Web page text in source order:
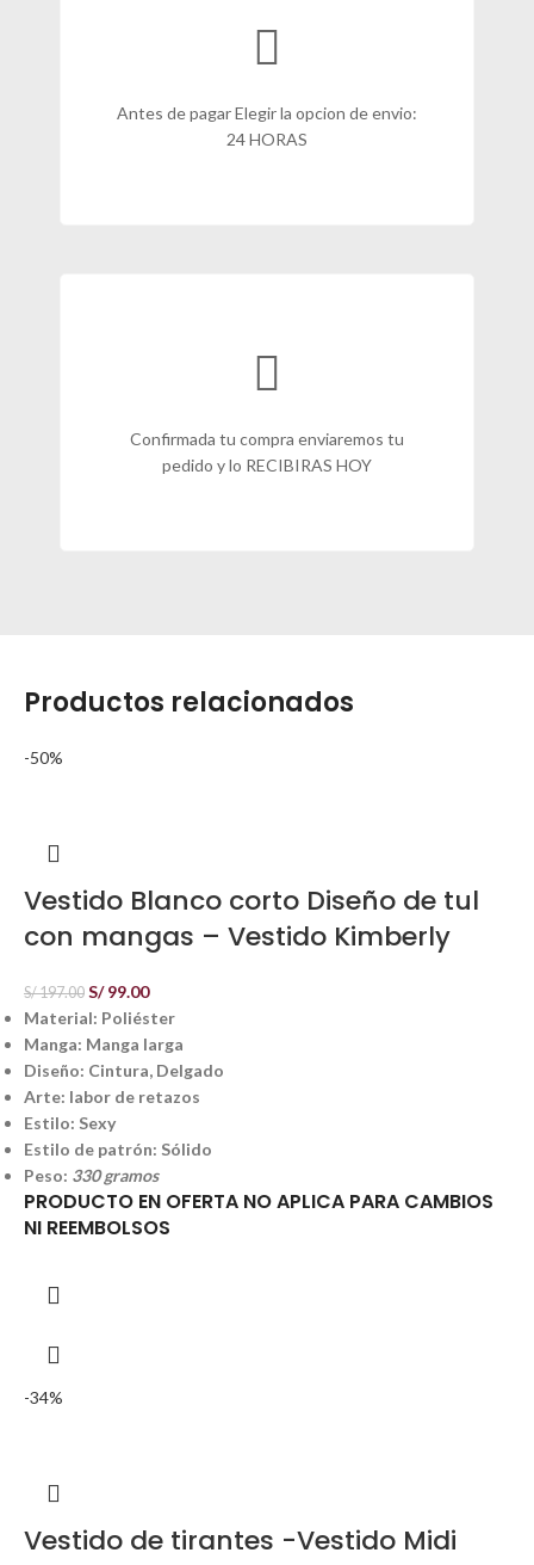
Antes de pagar Elegir la opcion de envio:
24 HORAS
Confirmada tu compra enviaremos tu
pedido y lo RECIBIRAS HOY
Productos relacionados
-50%
Vestido Blanco corto Diseño de tul
con mangas – Vestido Kimberly
S/197.00 S/99.00
Material: Poliéster
Manga: Manga larga
Diseño: Cintura, Delgado
Arte: labor de retazos
Estilo: Sexy
Estilo de patrón: Sólido
Peso: 330 gramos
PRODUCTO EN OFERTA NO APLICA PARA CAMBIOS
NI REEMBOLSOS
-34%
Vestido de tirantes -Vestido Midi